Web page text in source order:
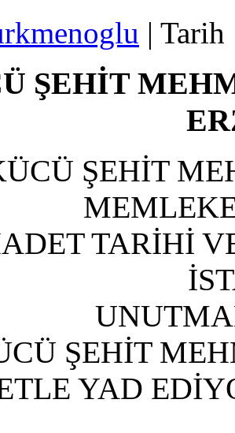
|
ŞEHİT
ŞEHİT
TARİHİ
ŞEHİT
YAD